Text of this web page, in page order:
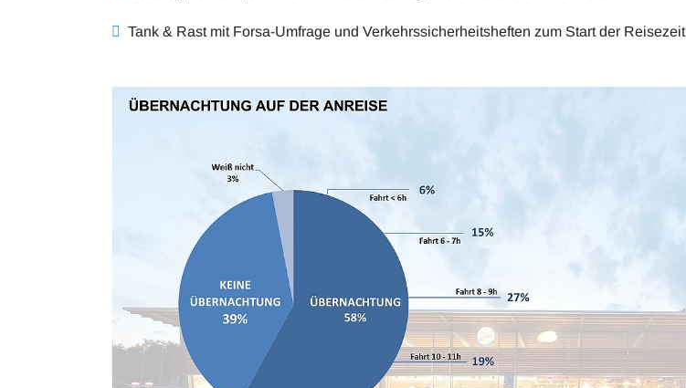
Tank & Rast mit Forsa-Umfrage und Verkehrssicherheitsheften zum Start der Reisezeit